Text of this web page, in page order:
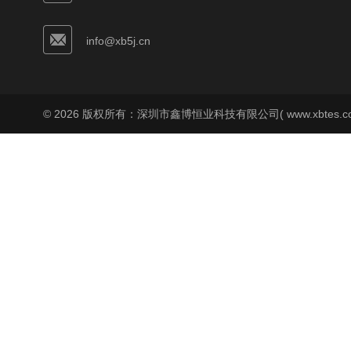
info@xb5j.cn
© 2026 版权所有：深圳市鑫博恒业科技有限公司(